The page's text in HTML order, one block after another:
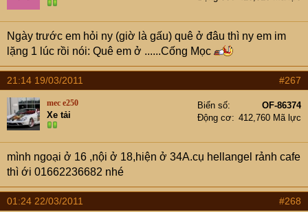
Ngày trước em hỏi ny (giờ là gấu) quê ở đâu thì ny em im
lặng 1 lúc rồi nói: Quê em ở ......Cống Mọc
21:14 19/03/2011 #267
mec e250
Xe tải
Biển số
OF-86374
Động cơ
412,760 Mã lực
mình ngoại ở 16 ,nội ở 18,hiện ở 34A.cụ hellangel rảnh cafe
thì ới 01662236682 nhé
01:24 22/03/2011 #268